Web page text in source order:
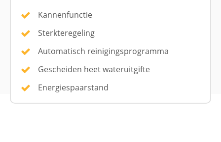
Kannenfunctie
Sterkteregeling
Automatisch reinigingsprogramma
Gescheiden heet wateruitgifte
Energiespaarstand